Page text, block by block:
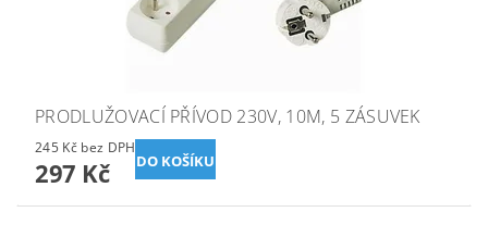
PRODLUŽOVACÍ PŘÍVOD 230V, 10M, 5 ZÁSUVEK
245 Kč bez DPH
297 Kč